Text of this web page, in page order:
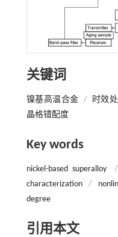
关键词
镍基高温合金 / 时效
晶格错配度
Key words
nickel-based superalloy /
characterization
/
degree
引用本文